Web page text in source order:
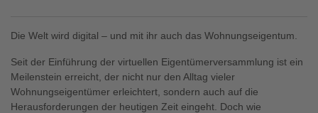
Die Welt wird digital – und mit ihr auch das Wohnungseigentum.
Seit der Einführung der virtuellen Eigentümerversammlung ist ein
Meilenstein erreicht, der nicht nur den Alltag vieler
Wohnungseigentümer erleichtert, sondern auch auf die
Herausforderungen der heutigen Zeit eingeht. Doch wie